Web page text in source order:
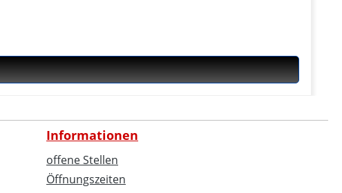
Informationen
offene Stellen
Öffnungszeiten